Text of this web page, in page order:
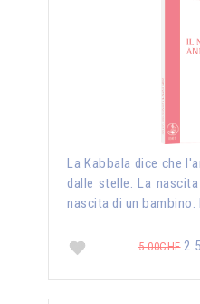
La Kabbala dice che
dalle stelle. La
nascita di un bambino.
5.00CHF